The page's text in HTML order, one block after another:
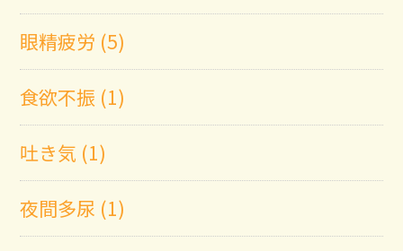
眼精疲労 (5)
食欲不振 (1)
吐き気 (1)
夜間多尿 (1)